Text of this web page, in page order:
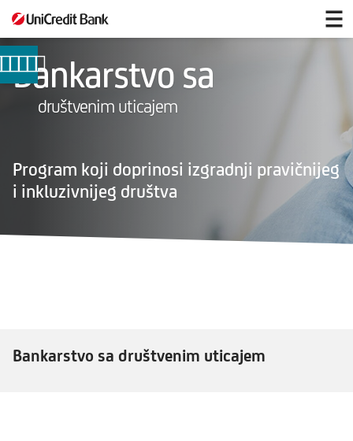
Bankarstvo
sa
društvenim
uticajem
Bankarstvo sa
društvenim uticajem
Impact
Banking
Program koji doprinosi izgradnji pravičnijeg
i inkluzivnijeg društva
Bankarstvo sa društvenim uticajem